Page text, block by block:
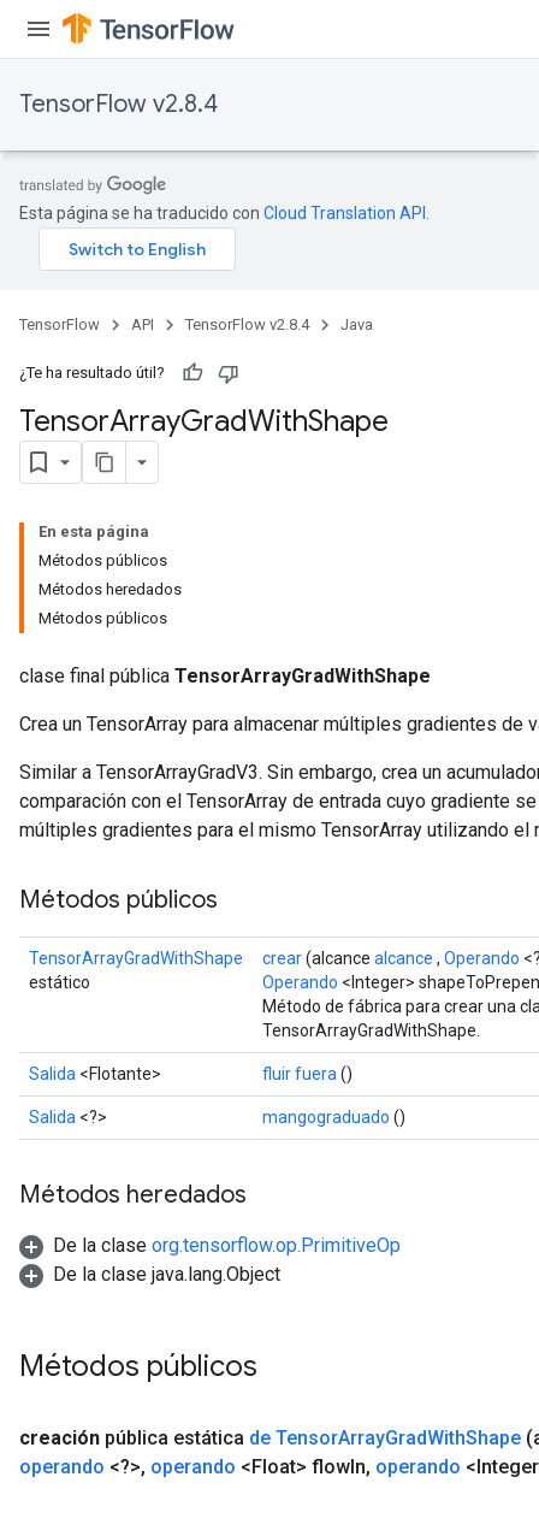
TensorFlow v2.8.4
Esta página se ha traducido con Cloud Translation API
TensorFlow API TensorFlow v2.8.4 Java
¿Te ha resultado útil?
TensorArrayGradWithShape
En esta página
Métodos públicos
Métodos heredados
Métodos públicos
clase final pública TensorArrayGradWithShape
Crea un TensorArray para almacenar múltiples gradientes de
Similar a TensorArrayGradV3. Sin embargo, crea un
comparación con el TensorArray de entrada cuyo gradiente
múltiples gradientes para el mismo TensorArray utilizando el
Métodos públicos
TensorArrayGradWithShape
estático
crear(alcance alcance , Operando
Operando <Integer>
Método de fábrica para crear una
TensorArrayGradWithShape.
Salida <Flotante> fluir fuera ()
Salida <?> mangograduado ()
Métodos heredados
De la clase org.tensorflow.op.PrimitiveOp
De la clase java.lang.Object
Métodos públicos
creación pública estática de TensorArrayGradWithShape
operando <?>, operando <Float> flowIn, operando